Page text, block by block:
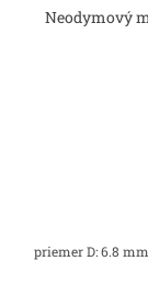
Neodymový
priemer D: 6.8